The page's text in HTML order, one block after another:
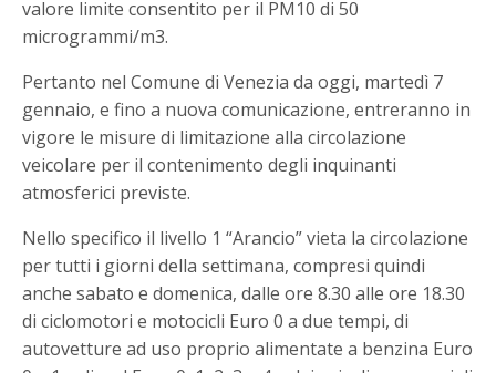
valore limite consentito per il PM10 di 50
microgrammi/m3.
Pertanto nel Comune di Venezia da oggi, martedì 7
gennaio, e fino a nuova comunicazione, entreranno in
vigore le misure di limitazione alla circolazione
veicolare per il contenimento degli inquinanti
atmosferici previste.
Nello specifico il livello 1 “Arancio” vieta la circolazione
per tutti i giorni della settimana, compresi quindi
anche sabato e domenica, dalle ore 8.30 alle ore 18.30
di ciclomotori e motocicli Euro 0 a due tempi, di
autovetture ad uso proprio alimentate a benzina Euro